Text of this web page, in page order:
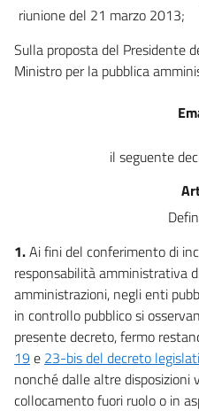
riunione del 21 marzo 2013;
Sulla proposta del Presidente
Ministro per la pubblica
il seguente
1.Ai fini del conferimento di
responsabilità amministrativa
amministrazioni, negli enti
in controllo pubblico si
presente decreto, fermo
19 e 23-bis del decreto
nonché dalle altre disposizioni
collocamento fuori ruolo o in